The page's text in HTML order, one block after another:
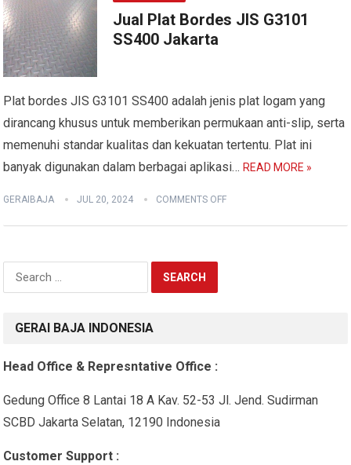
Jual Plat Bordes JIS G3101
SS400 Jakarta
Plat bordes JIS G3101 SS400 adalah jenis plat logam yang
dirancang khusus untuk memberikan permukaan anti-slip, serta
memenuhi standar kualitas dan kekuatan tertentu. Plat ini
banyak digunakan dalam berbagai aplikasi…READ MORE »
GERAIBAJA JUL 20, 2024 COMMENTS OFF
Search
for:
GERAI BAJA INDONESIA
Head Office & Represntative Office :
Gedung Office 8 Lantai 18 A Kav. 52-53 Jl. Jend. Sudirman
SCBD Jakarta Selatan, 12190 Indonesia
Customer Support :